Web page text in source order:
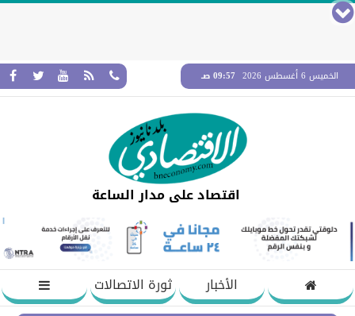
الخميس 6 أغسطس 2026 09:57 صـ
اقتصاد على مدار الساعة
الأخبار
ثورة الاتصالات